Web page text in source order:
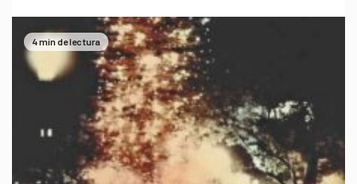
4 min de lectura